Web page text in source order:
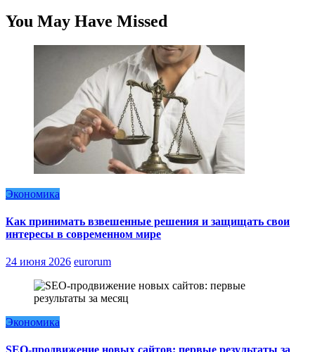
You May Have Missed
Экономика
Как принимать взвешенные решения и защищать свои
интересы в современном мире
24 июня 2026 eurorum
Экономика